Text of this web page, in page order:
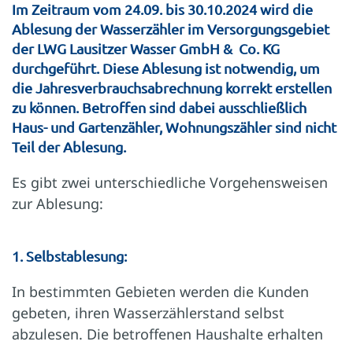
Im Zeitraum vom 24.09. bis 30.10.2024 wird die
Ablesung der Wasserzähler im Versorgungsgebiet
der LWG Lausitzer Wasser GmbH & Co. KG
durchgeführt. Diese Ablesung ist notwendig, um
die Jahresverbrauchsabrechnung korrekt erstellen
zu können. Betroffen sind dabei ausschließlich
Haus- und Gartenzähler, Wohnungszähler sind nicht
Teil der Ablesung.
Es gibt zwei unterschiedliche Vorgehensweisen
zur Ablesung:
1. Selbstablesung:
In bestimmten Gebieten werden die Kunden
gebeten, ihren Wasserzählerstand selbst
abzulesen. Die betroffenen Haushalte erhalten